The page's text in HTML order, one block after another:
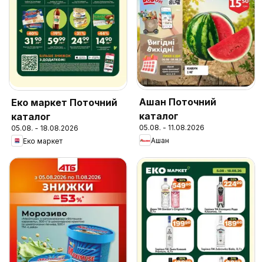
Еко маркет Поточний
каталог
05.08. - 18.08.2026
Еко маркет
Ашан Поточний
каталог
05.08. - 11.08.2026
Ашан